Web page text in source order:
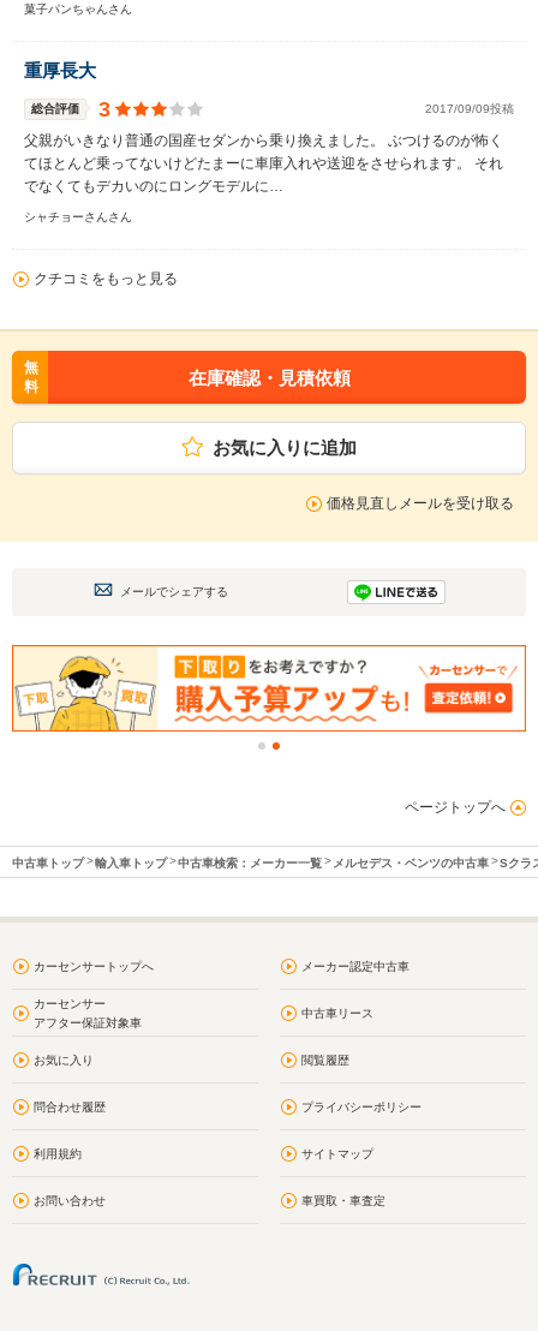
菓子パンちゃんさん
重厚長大
総合評価 3 2017/09/09投稿
父親がいきなり普通の国産セダンから乗り換えました。 ぶつけるのが怖く
てほとんど乗ってないけどたまーに車庫入れや送迎をさせられます。 それ
でなくてもデカいのにロングモデルに…
シャチョーさんさん
クチコミをもっと見る
無
料
在庫確認・見積依頼
お気に入りに追加
価格見直しメールを受け取る
メールでシェアする
ページトップへ
中古車トップ 輸入車トップ 中古車検索：メーカー一覧 メルセデス・ベンツの中古車 Sクラ
カーセンサートップへ メーカー認定中古車
カーセンサー
アフター保証対象車
中古車リース
お気に入り 閲覧履歴
問合わせ履歴 プライバシーポリシー
利用規約 サイトマップ
お問い合わせ 車買取・車査定